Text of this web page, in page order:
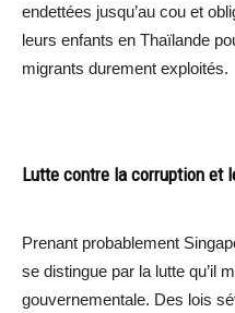
endettées jusqu’au cou et
leurs enfants en Thaïlande
migrants durement exploités.
Lutte contre la corruption et
Prenant probablement
se distingue par la lutte qu’il
gouvernementale. Des lois